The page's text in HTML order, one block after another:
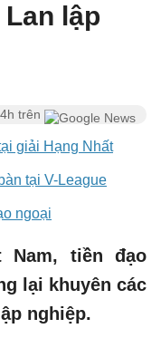
lập
trên
giải Hạng Nhất
tại V-League
ngoại
tiền đạo
lại khuyên các
nghiệp.